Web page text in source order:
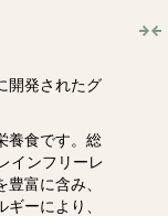
開発されたグ
養食です。総
インフリーレ
富に含み、
ーにより、